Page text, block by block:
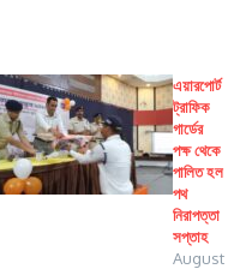
এয়ারপোর্ট
ট্রাফিক
গার্ডের
পক্ষ থেকে
পালিত হল
পথ
নিরাপত্তা
সপ্তাহ
August